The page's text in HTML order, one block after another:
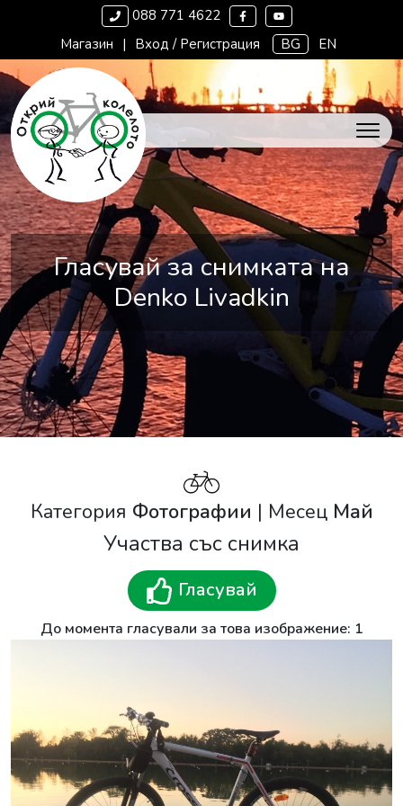
088 771 4622
Магазин | Вход / Регистрация BG EN
Гласувай за снимката на
Denko Livadkin
Категория Фотографии | Месец Май
Участва със снимка
Гласувай
До момента гласували за това изображение: 1